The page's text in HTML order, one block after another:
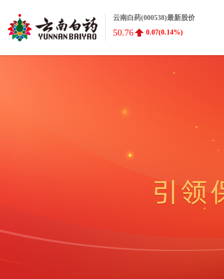
云南白药(000538)最新股价
50.76 0.07(0.14%)